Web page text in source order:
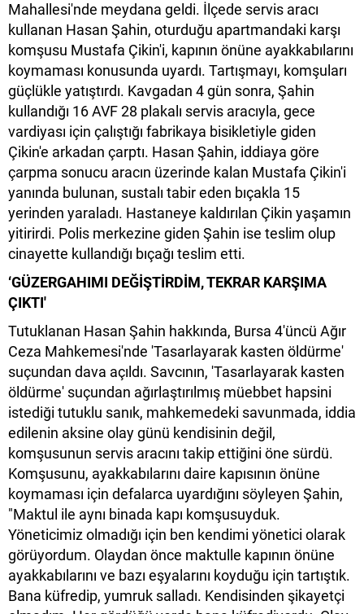
Mahallesi'nde meydana geldi. İlçede servis aracı
kullanan Hasan Şahin, oturduğu apartmandaki karşı
komşusu Mustafa Çikin'i, kapının önüne ayakkabılarını
koymaması konusunda uyardı. Tartışmayı, komşuları
güçlükle yatıştırdı. Kavgadan 4 gün sonra, Şahin
kullandığı 16 AVF 28 plakalı servis aracıyla, gece
vardiyası için çalıştığı fabrikaya bisikletiyle giden
Çikin'e arkadan çarptı. Hasan Şahin, iddiaya göre
çarpma sonucu aracın üzerinde kalan Mustafa Çikin'i
yanında bulunan, sustalı tabir eden bıçakla 15
yerinden yaraladı. Hastaneye kaldırılan Çikin yaşamın
yitirirdi. Polis merkezine giden Şahin ise teslim olup
cinayette kullandığı bıçağı teslim etti.
‘GÜZERGAHIMI DEĞİŞTİRDİM, TEKRAR KARŞIMA
ÇIKTI'
Tutuklanan Hasan Şahin hakkında, Bursa 4'üncü Ağır
Ceza Mahkemesi'nde 'Tasarlayarak kasten öldürme'
suçundan dava açıldı. Savcının, 'Tasarlayarak kasten
öldürme' suçundan ağırlaştırılmış müebbet hapsini
istediği tutuklu sanık, mahkemedeki savunmada, iddia
edilenin aksine olay günü kendisinin değil,
komşusunun servis aracını takip ettiğini öne sürdü.
Komşusunu, ayakkabılarını daire kapısının önüne
koymaması için defalarca uyardığını söyleyen Şahin,
"Maktul ile aynı binada kapı komşusuyduk.
Yöneticimiz olmadığı için ben kendimi yönetici olarak
görüyordum. Olaydan önce maktulle kapının önüne
ayakkabılarını ve bazı eşyalarını koyduğu için tartıştık.
Bana küfredip, yumruk salladı. Kendisinden şikayetçi